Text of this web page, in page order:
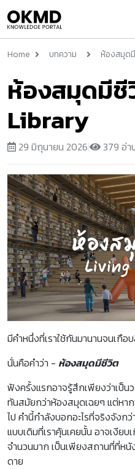
Home บทความ ห้องสมุด
ห้องสมุดมีชี
Library
29 มิถุนายน 2026| 379 อ่า
มีคำหนึ่งที่เราใช้กันมานานจนเกือ
นั่นคือคำว่า - ห้องสมุดมีชีวิต
ฟังครั้งแรกอาจรู้สึกเพียงว่าเป็
ทันสมัยกว่าห้องสมุดเฉยๆ แต่หา
ไป คำนี้กำลังบอกอะไรที่จริงจังก
แบบเดิมที่เราคุ้นเคยนั้น อาจเงียบ
จำนวนมาก เป็นเพียงสถานที่ที่ห
ดาย